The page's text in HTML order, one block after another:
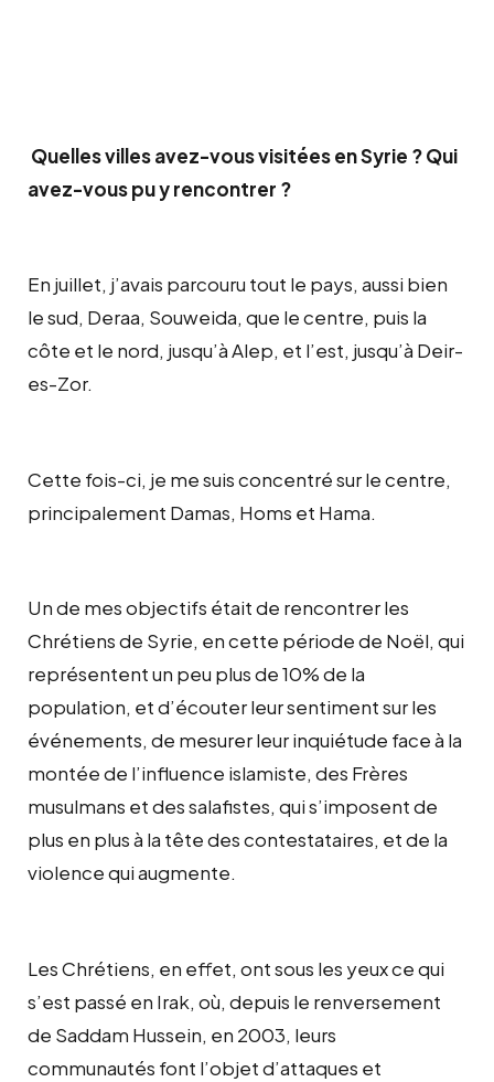
Quelles villes avez-vous visitées en Syrie ? Qui
avez-vous pu y rencontrer ?
En juillet, j’avais parcouru tout le pays, aussi bien
le sud, Deraa, Souweida, que le centre, puis la
côte et le nord, jusqu’à Alep, et l’est, jusqu’à Deir-
es-Zor.
Cette fois-ci, je me suis concentré sur le centre,
principalement Damas, Homs et Hama.
Un de mes objectifs était de rencontrer les
Chrétiens de Syrie, en cette période de Noël, qui
représentent un peu plus de 10% de la
population, et d’écouter leur sentiment sur les
événements, de mesurer leur inquiétude face à la
montée de l’influence islamiste, des Frères
musulmans et des salafistes, qui s’imposent de
plus en plus à la tête des contestataires, et de la
violence qui augmente.
Les Chrétiens, en effet, ont sous les yeux ce qui
s’est passé en Irak, où, depuis le renversement
de Saddam Hussein, en 2003, leurs
communautés font l’objet d’attaques et